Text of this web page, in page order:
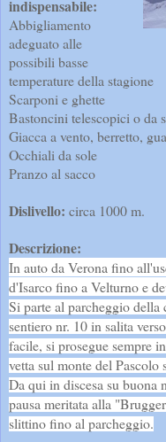
indispensabile:
Abbigliamento
adeguato alle
possibili basse
temperature della stagione
Scarponi e ghette
Bastoncini telescopici o da
Giacca a vento, berretto,
Occhiali da sole
Pranzo al sacco
Dislivello: circa 1000 m.
Descrizione:
In auto da Verona fino
d'Isarco fino a Velturno e
Si parte al parcheggio
sentiero nr. 10 in salita
facile, si prosegue sempre
vetta sul monte del
Da qui in discesa su buona
pausa meritata alla
slittino fino al parcheggio.